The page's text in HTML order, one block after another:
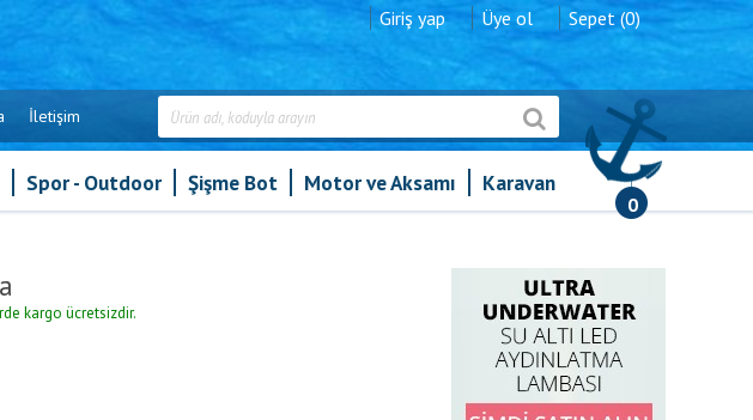
Giriş yap Üye ol Sepet (0)
İletişim
0
Spor - Outdoor Şişme Bot Motor ve Aksamı Karavan
kargo ücretsizdir.